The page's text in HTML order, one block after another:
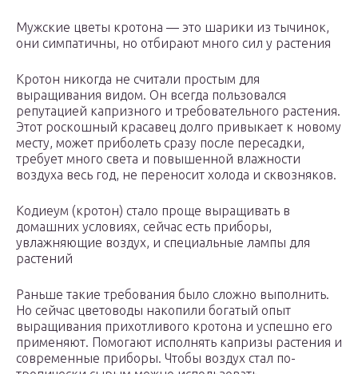
Мужские цветы кротона — это шарики из тычинок,
они симпатичны, но отбирают много сил у растения
Кротон никогда не считали простым для
выращивания видом. Он всегда пользовался
репутацией капризного и требовательного растения.
Этот роскошный красавец долго привыкает к новому
месту, может приболеть сразу после пересадки,
требует много света и повышенной влажности
воздуха весь год, не переносит холода и сквозняков.
Кодиеум (кротон) стало проще выращивать в
домашних условиях, сейчас есть приборы,
увлажняющие воздух, и специальные лампы для
растений
Раньше такие требования было сложно выполнить.
Но сейчас цветоводы накопили богатый опыт
выращивания прихотливого кротона и успешно его
применяют. Помогают исполнять капризы растения и
современные приборы. Чтобы воздух стал по-